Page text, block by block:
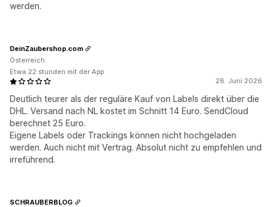
werden.
28. Juni 2026
Deutlich teurer als der reguläre Kauf von Labels direkt über die
DHL. Versand nach NL kostet im Schnitt 14 Euro. SendCloud
berechnet 25 Euro.
Eigene Labels oder Trackings können nicht hochgeladen
werden. Auch nicht mit Vertrag. Absolut nicht zu empfehlen und
irreführend.
DeinZaubershop.com
Österreich
Etwa 22 stunden mit der App
SCHRAUBERBLOG